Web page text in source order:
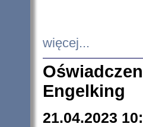
więcej...
Engelking
21.04.2023